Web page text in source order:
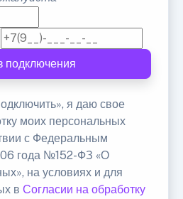
подключения
я даю свое
моих персональных
с Федеральным
года №152-ФЗ «О
на условиях и для
в Согласии на обработку